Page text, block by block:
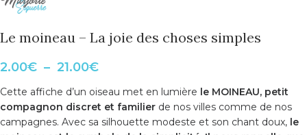
Le moineau – La joie des choses simples
2.00€ – 21.00€
Cette affiche d’un oiseau met en lumière le MOINEAU, petit
compagnon discret et familier de nos villes comme de nos
campagnes. Avec sa silhouette modeste et son chant doux, le